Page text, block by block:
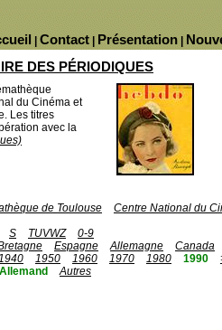
Présentation
Contact
DES PÉRIODIQUES
du Cinéma et
Les titres
avec la
de Toulouse
Centre National du
S TUVWZ
0-9
Espagne Allemagne Canada
1950 1960 1970 1980 1990
Allemand
Autres